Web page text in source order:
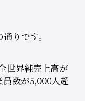
りです。
世界純売上高が
数が5,000人超